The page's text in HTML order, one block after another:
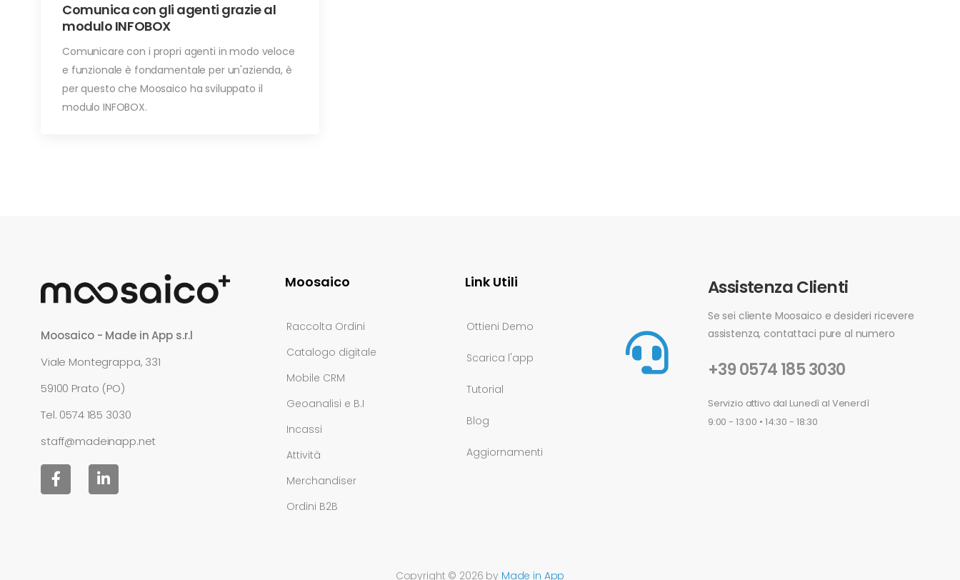
Comunica con gli agenti grazie al
modulo INFOBOX
Comunicare con i propri agenti in modo veloce
e funzionale è fondamentale per un'azienda, è
per questo che Moosaico ha sviluppato il
modulo INFOBOX.
Moosaico - Made in App s.r.l
Viale Montegrappa, 331
59100 Prato (PO)
Tel. 0574 185 3030
staff@madeinapp.net
Moosaico
Raccolta Ordini
Catalogo digitale
Mobile CRM
Geoanalisi e B.I
Incassi
Attività
Merchandiser
Ordini B2B
Link Utili
Ottieni Demo
Scarica l'app
Tutorial
Blog
Aggiornamenti
Assistenza Clienti
Se sei cliente Moosaico e desideri ricevere
assistenza, contattaci pure al numero
+39 0574 185 3030
Servizio attivo dal Lunedì al Venerdì
9:00 - 13:00 • 14:30 - 18:30
Copyright © 2026 by Made in App